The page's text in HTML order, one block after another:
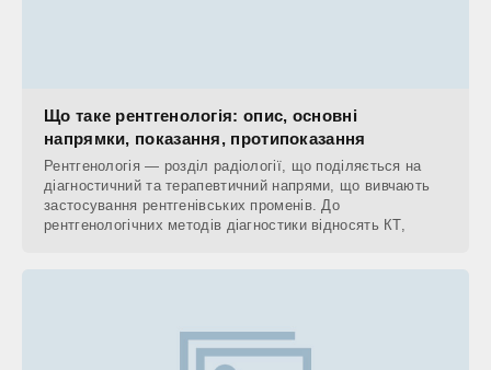
Що таке рентгенологія: опис, основні
напрямки, показання, протипоказання
Рентгенологія — розділ радіології, що поділяється на
діагностичний та терапевтичний напрями, що вивчають
застосування рентгенівських променів. До
рентгенологічних методів діагностики відносять КТ,